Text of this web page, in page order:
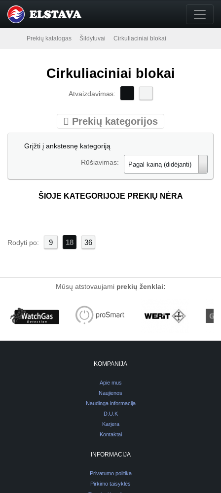
Prekių katalogas Šildytuvai Cirkuliaciniai blokai
Cirkuliaciniai blokai
Atvaizdavimas:
Prekių kategorijos
Grįžti į ankstesnę kategoriją
Rūšiavimas: Pagal kainą (didėjanti)
ŠIOJE KATEGORIJOJE PREKIŲ NĖRA
Rodyti po: 9 18 36
Mūsų atstovaujami prekių ženklai:
KOMPANIJA
Apie mus
Naujienos
Naudinga informacija
D.U.K
Karjera
Kontaktai
INFORMACIJA
Privatumo politika
Pirkimo taisyklės